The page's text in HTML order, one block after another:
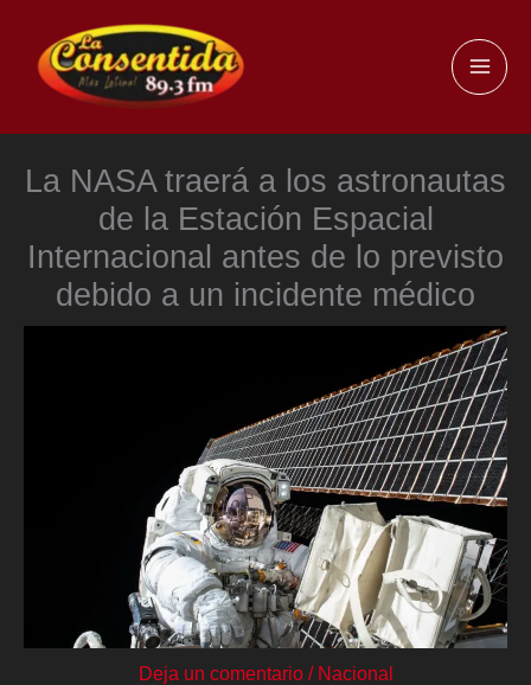
contenido
La NASA traerá a los astronautas
de la Estación Espacial
Internacional antes de lo previsto
debido a un incidente médico
Deja un comentario / Nacional